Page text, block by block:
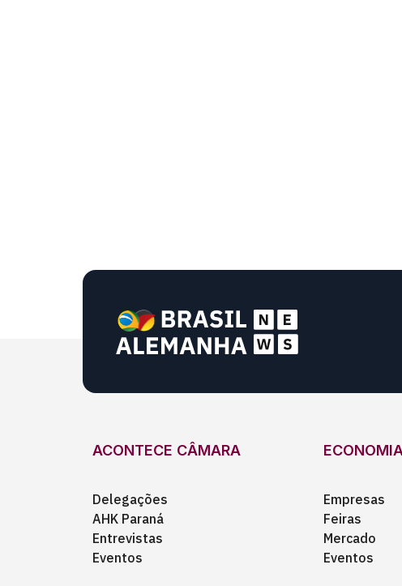
ACONTECE CÂMARA
Delegações
AHK Paraná
Entrevistas
Eventos
Empresas
Feiras
Mercado
Eventos